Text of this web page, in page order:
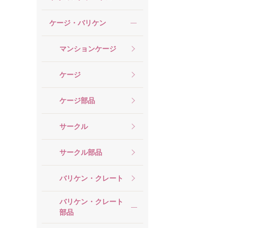
ケージ・バリケン
マンションケージ
ケージ
ケージ部品
サークル
サークル部品
バリケン・クレート
バリケン・クレート
部品